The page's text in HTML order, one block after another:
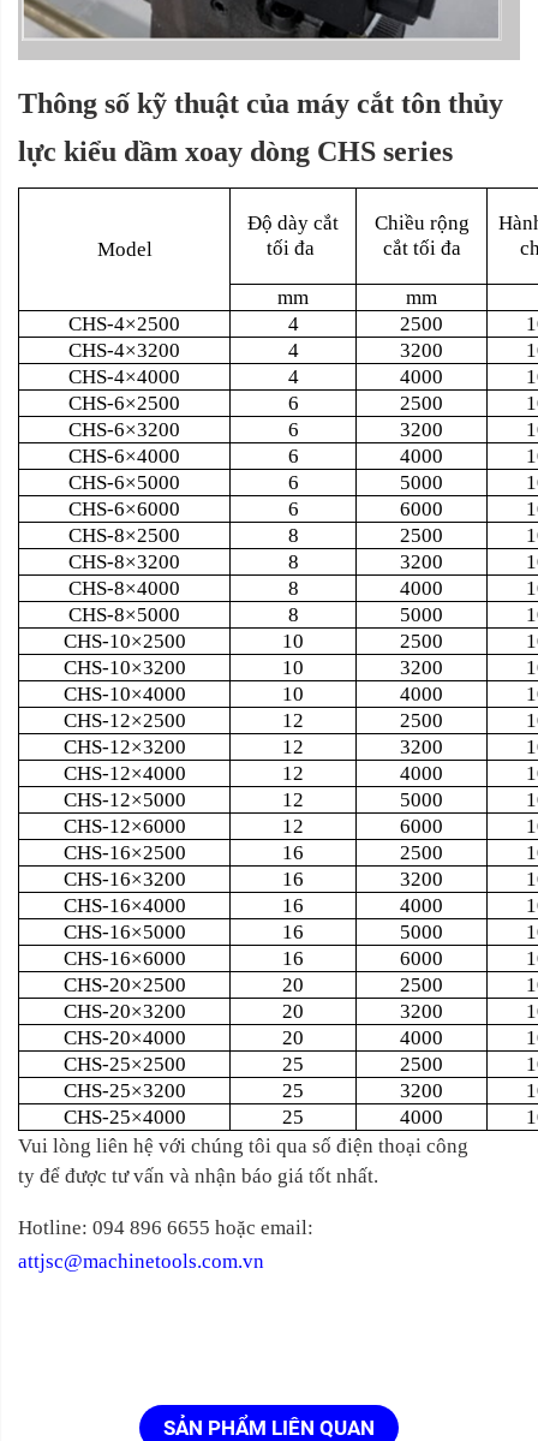
Thông số kỹ thuật của máy cắt tôn thủy
lực kiểu dầm xoay dòng CHS series
Model
Độ dày cắt
tối đa
Chiều rộng
cắt tối đa
mm
mm
CHS-4×2500
4 2500
CHS-4×3200
4 3200
CHS-4×4000
4 4000
CHS-6×2500
6 2500
CHS-6×3200
6 3200
CHS-6×4000
6 4000
CHS-6×5000
6 5000
CHS-6×6000
6 6000
CHS-8×2500
8 2500
CHS-8×3200
8 3200
CHS-8×4000
8 4000
CHS-8×5000
8 5000
CHS-10×2500
10 2500
CHS-10×3200
10 3200
CHS-10×4000
10 4000
CHS-12×2500
12 2500
CHS-12×3200
12 3200
CHS-12×4000
12 4000
CHS-12×5000
12 5000
CHS-12×6000
12 6000
CHS-16×2500
16 2500
CHS-16×3200
16 3200
CHS-16×4000
16 4000
CHS-16×5000
16 5000
CHS-16×6000
16 6000
CHS-20×2500
20 2500
CHS-20×3200
20 3200
CHS-20×4000
20 4000
CHS-25×2500
25 2500
CHS-25×3200
25 3200
CHS-25×4000
25 4000
Vui lòng liên hệ với chúng tôi qua số điện thoại công
ty để được tư vấn và nhận báo giá tốt nhất.
Hotline: 094 896 6655 hoặc email:
attjsc@machinetools.com.vn
SẢN PHẨM LIÊN QUAN